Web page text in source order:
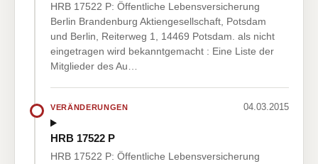
HRB 17522 P: Öffentliche Lebensversicherung
Berlin Brandenburg Aktiengesellschaft, Potsdam
und Berlin, Reiterweg 1, 14469 Potsdam. als nicht
eingetragen wird bekanntgemacht : Eine Liste der
Mitglieder des Au…
VERÄNDERUNGEN 04.03.2015
HRB 17522 P
HRB 17522 P: Öffentliche Lebensversicherung